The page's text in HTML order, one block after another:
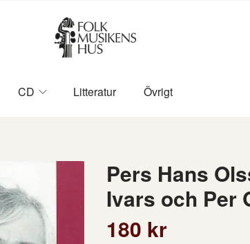
CD Litteratur Övrigt
Pers Hans
Ivars och Per
180 kr